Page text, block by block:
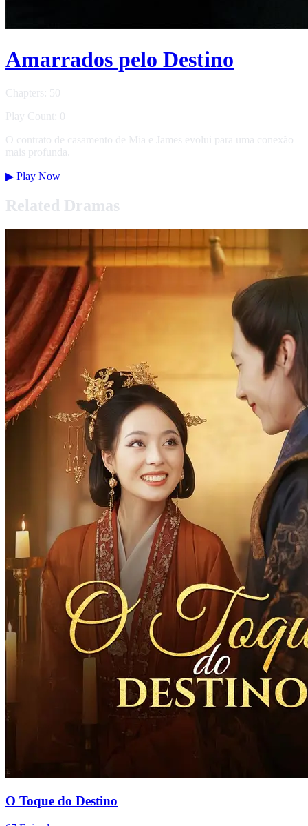
Amarrados pelo Destino
Chapters: 50
Play Count: 0
O contrato de casamento de Mia e James evolui para uma conexão
mais profunda.
▶ Play Now
Related Dramas
O Toque do Destino